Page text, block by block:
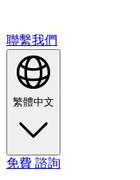
聯繫我們
繁體中文
免費 諮詢